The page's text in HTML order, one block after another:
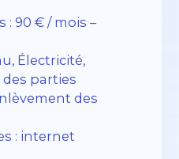
90 € / mois –
Électricité,
parties
des
: internet